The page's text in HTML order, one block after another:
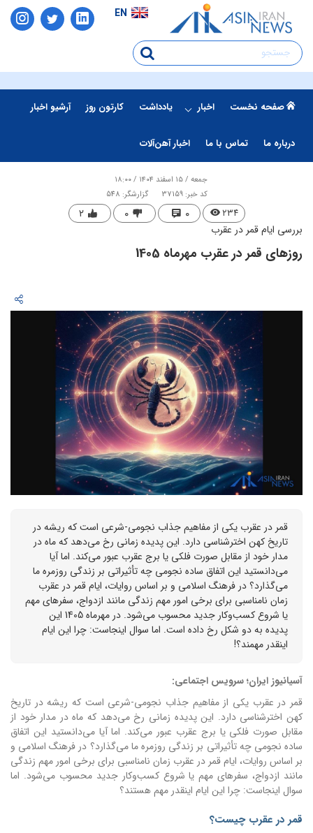
EN
صفحه نخست اخبار یادداشت کارتون روز آرشیو اخبار
درباره ما تماس با ما اخبار آهن‌آلات
جمعه / ۱۵ اسفند ۱۴۰۴ / ۱۸:۰۰
کد خبر: 37159
گزارشگر: 548
۲۳۴ ۰ ۰ ۲
بررسی ایام قمر در عقرب
روزهای قمر در عقرب مهرماه 1405
قمر در عقرب یکی از مفاهیم جذاب نجومی-شرعی است که ریشه در
تاریخ کهن اخترشناسی دارد. این پدیده زمانی رخ می‌دهد که ماه در
مدار خود از مقابل صورت فلکی یا برج عقرب عبور می‌کند. اما آیا
می‌دانستید این اتفاق ساده نجومی چه تأثیراتی بر زندگی روزمره ما
می‌گذارد؟ در فرهنگ اسلامی و بر اساس روایات، ایام قمر در عقرب
زمان نامناسبی برای برخی امور مهم زندگی مانند ازدواج، سفرهای مهم
یا شروع کسب‌وکار جدید محسوب می‌شود. در مهرماه 1405 این
پدیده به دو شکل رخ داده است. اما سوال اینجاست: چرا این ایام
اینقدر مهمند؟!
آسیانیوز ایران؛ سرویس اجتماعی:
قمر در عقرب یکی از مفاهیم جذاب نجومی-شرعی است که ریشه در تاریخ
کهن اخترشناسی دارد. این پدیده زمانی رخ می‌دهد که ماه در مدار خود از
مقابل صورت فلکی یا برج عقرب عبور می‌کند. اما آیا می‌دانستید این اتفاق
ساده نجومی چه تأثیراتی بر زندگی روزمره ما می‌گذارد؟ در فرهنگ اسلامی و
بر اساس روایات، ایام قمر در عقرب زمان نامناسبی برای برخی امور مهم زندگی
مانند ازدواج، سفرهای مهم یا شروع کسب‌وکار جدید محسوب می‌شود. اما
سوال اینجاست: چرا این ایام اینقدر مهم هستند؟
قمر در عقرب چیست؟